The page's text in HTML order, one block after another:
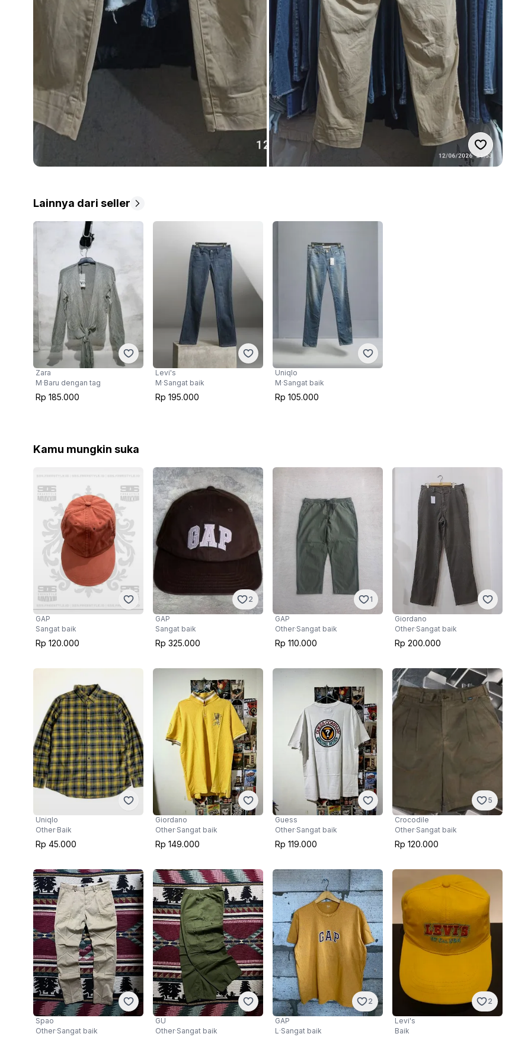
Suka
Lainnya dari seller
Zara
M·Baru dengan tag
Rp 185.000
Levi's
M·Sangat baik
Rp 195.000
Uniqlo
M·Sangat baik
Rp 105.000
Kamu mungkin suka
GAP
Sangat baik
Rp 120.000
2
GAP
Sangat baik
Rp 325.000
1
GAP
Other·Sangat baik
Rp 110.000
Giordano
Other·Sangat baik
Rp 200.000
Uniqlo
Other·Baik
Rp 45.000
Giordano
Other·Sangat baik
Rp 149.000
Guess
Other·Sangat baik
Rp 119.000
5
Crocodile
Other·Sangat baik
Rp 120.000
Spao
Other·Sangat baik
GU
Other·Sangat baik
2
GAP
L·Sangat baik
2
Levi's
Baik